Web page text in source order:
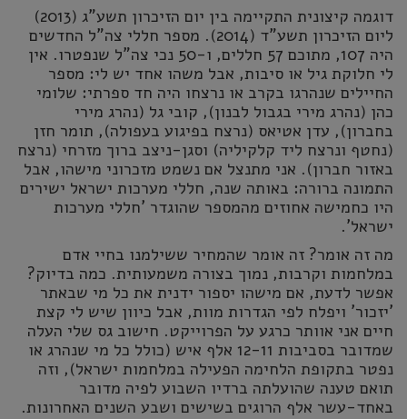
דוגמה קיצונית התקיימה בין יום הזיכרון תשע"ג (2013)
ליום הזיכרון תשע"ד (2014). מספר חללי צה"ל החדשים
היה 107, מתוכם 57 חללים, ו-50 נכי צה"ל שנפטרו. אין
לי חלוקת גיל או סיבות, אבל משהו אחד יש לי: מספר
החיילים שנהרגו בקרב או נרצחו היה חד ספרתי: שלומי
כהן (נהרג מירי בגבול לבנון), קובי גל (נהרג מירי
בחברון), עדן אטיאס (נרצח בפיגוע בעפולה), תומר חזן
(נחטף ונרצח ליד קלקיליה) וסגן-ניצב ברוך מזרחי (נרצח
באזור חברון). אני מתנצל אם נשמט מזכרוני מישהו, אבל
התמונה ברורה: באותה שנה, חללי מערכות ישראל ישירים
היו כחמישה אחוזים מהמספר שהוגדר 'חללי מערכות
ישראל'.
מה זה אומר? זה אומר שהמחיר ששילמנו בחיי אדם
במלחמות וקרבות, נמוך בצורה משמעותית. כמה בדיוק?
אפשר לדעת, אם מישהו יספור ידנית את כל מי שבאתר
'יזכור' ויפלח לפי הגדרות מוות, אבל כיוון שיש לי קצת
חיים אני אוותר כרגע על הפרוייקט. חישוב גס שלי העלה
שמדובר בסביבות 12-11 אלף איש (כולל כל מי שנהרג או
נפטר בתקופת הלחימה הפעילה במלחמות ישראל), וזה
תואם טענה שהועלתה ברדיו השבוע לפיה מדובר
באחד-עשר אלף הרוגים בשישים ושבע השנים האחרונות.